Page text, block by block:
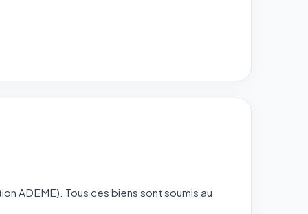
ADEME). Tous ces biens sont soumis au